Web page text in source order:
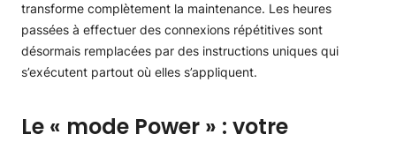
transforme complètement la maintenance. Les heures
passées à effectuer des connexions répétitives sont
désormais remplacées par des instructions uniques qui
s’exécutent partout où elles s’appliquent.
Le « mode Power » : votre